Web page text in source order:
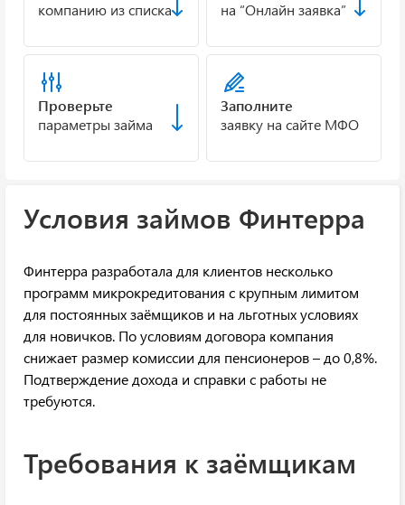
компанию из списка
на “Онлайн заявка”
Проверьте
параметры займа
Заполните
заявку на сайте МФО
Условия займов Финтерра
Финтерра разработала для клиентов несколько
программ микрокредитования с крупным лимитом
для постоянных заёмщиков и на льготных условиях
для новичков. По условиям договора компания
снижает размер комиссии для пенсионеров – до 0,8%.
Подтверждение дохода и справки с работы не
требуются.
Требования к заёмщикам